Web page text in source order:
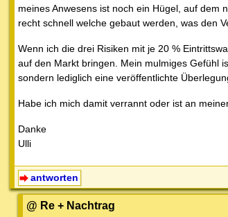
meines Anwesens ist noch ein Hügel, auf dem
recht schnell welche gebaut werden, was den
Wenn ich die drei Risiken mit je 20 %
auf den Markt bringen. Mein mulmiges Gefühl
sondern lediglich eine veröffentlichte
Habe ich mich damit verrannt oder ist an
Danke
Ulli
antworten
@ Re + Nachtrag